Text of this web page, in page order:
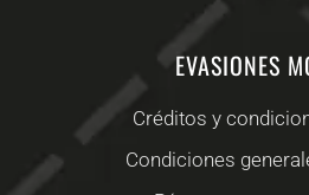
EVASIONES
Créditos y
Condiciones